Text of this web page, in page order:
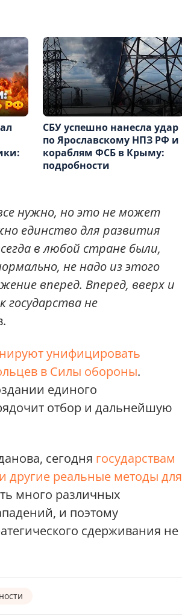
СБУ успешно нанесла удар
по Ярославскому НПЗ РФ и
кораблям ФСБ в Крыму:
подробности
нужно, но это не может
единство для развития
в любой стране были,
не надо из этого
вперед. Вперед, вверх и
государства не
унифицировать
в Силы обороны.
единого
отбор и дальнейшую
сегодня государствам
другие реальные методы для
много различных
и поэтому
сдерживания не